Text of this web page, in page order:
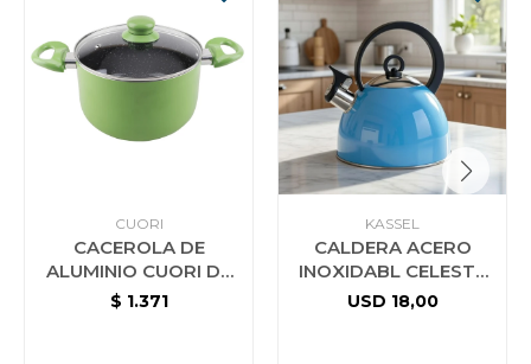
CUORI
CACEROLA DE
ALUMINIO CUORI DE
24 CM CON INTERIOR
$ 1.371
KASSEL
CALDERA ACERO
INOXIDABL CELESTE
3L KASSEL
USD 18,00